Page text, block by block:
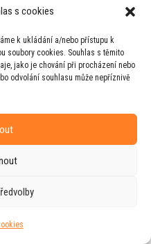
s cookies
k ukládání a/nebo přístupu k
soubory cookies. Souhlas s těmito
jako je chování při procházení nebo
odvolání souhlasu může nepříznivě
ve spolupráci s